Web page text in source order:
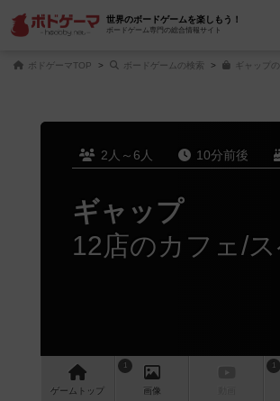
世界のボードゲームを楽しもう！
ボードゲーム専門の総合情報サイト
ボドゲーマTOP ボードゲームの検索 ギャップ
2人～6人 10分前後
ギャップ
12店のカフェ/
ゲーム トップ
1
画像
1